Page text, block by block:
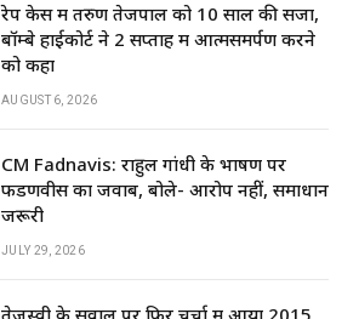
रेप केस में तरुण तेजपाल को 10 साल की सजा,
बॉम्बे हाईकोर्ट ने 2 सप्ताह में आत्मसमर्पण करने
को कहा
AUGUST 6, 2026
CM Fadnavis: राहुल गांधी के भाषण पर
फडणवीस का जवाब, बोले- आरोप नहीं, समाधान
जरूरी
JULY 29, 2026